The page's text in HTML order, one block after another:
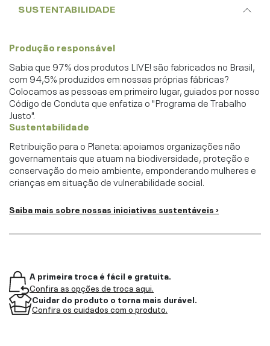
SUSTENTABILIDADE
Produção responsável
Sabia que 97% dos produtos LIVE! são fabricados no Brasil,
com 94,5% produzidos em nossas próprias fábricas?
Colocamos as pessoas em primeiro lugar, guiados por nosso
Código de Conduta que enfatiza o "Programa de Trabalho
Justo".
Sustentabilidade
Retribuição para o Planeta: apoiamos organizações não
governamentais que atuam na biodiversidade, proteção e
conservação do meio ambiente, emponderando mulheres e
crianças em situação de vulnerabilidade social.
Saiba mais sobre nossas iniciativas sustentáveis ›
A primeira troca é fácil e gratuita.
Confira as opções de troca aqui.
Cuidar do produto o torna mais durável.
Confira os cuidados com o produto.